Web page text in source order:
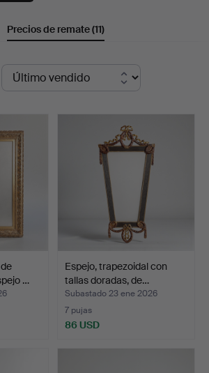
Precios de remate(11)
…
Espejo, trapezoidal con
tallas doradas, de…
Subastado 23 ene 2026
7 pujas
86 USD